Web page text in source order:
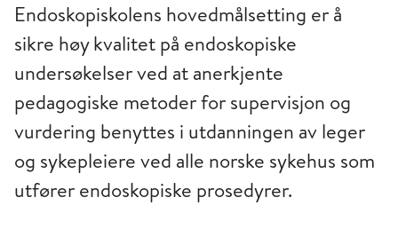
Endoskopiskolens hovedmålsetting er å
sikre høy kvalitet på endoskopiske
undersøkelser ved at anerkjente
pedagogiske metoder for supervisjon og
vurdering benyttes i utdanningen av leger
og sykepleiere ved alle norske sykehus som
utfører endoskopiske prosedyrer.